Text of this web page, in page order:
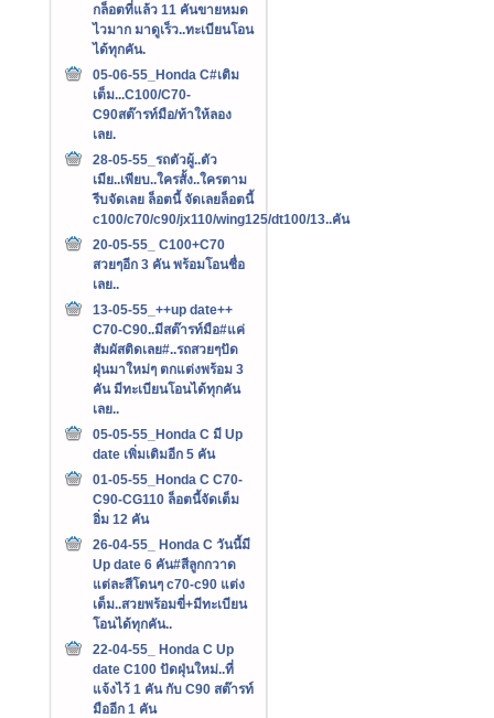
กล็อตที่แล้ว 11 คันขายหมด
ไวมาก มาดูเร็ว..ทะเบียนโอน
ได้ทุกคัน.
05-06-55_Honda C#เติม
เต็ม...C100/C70-
C90สต๊ารท์มือ/ท้าให้ลอง
เลย.
28-05-55_รถตัวผู้..ตัว
เมีย..เพียบ..ใครสั้ง..ใครตาม
รีบจัดเลย ล็อตนี้ จัดเลยล็อตนี้
c100/c70/c90/jx110/wing125/dt100/13..คัน
20-05-55_ C100+C70
สวยๆอีก 3 คัน พร้อมโอนชื่อ
เลย..
13-05-55_++up date++
C70-C90..มีสต๊ารท์มือ#แค่
สัมผัสติดเลย#..รถสวยๆปัด
ฝุ่นมาใหม่ๆ ตกแต่งพร้อม 3
คัน มีทะเบียนโอนได้ทุกคัน
เลย..
05-05-55_Honda C มี Up
date เพิ่มเติมอีก 5 คัน
01-05-55_Honda C C70-
C90-CG110 ล็อตนี้จัดเต็ม
อิ่ม 12 คัน
26-04-55_ Honda C วันนี้มี
Up date 6 คัน#สีลูกกวาด
แต่ละสีโดนๆ c70-c90 แต่ง
เต็ม..สวยพร้อมขี่+มีทะเบียน
โอนได้ทุกคัน..
22-04-55_ Honda C Up
date C100 ปัดฝุ่นใหม่..ที่
แจ้งไว้ 1 คัน กับ C90 สต๊ารท์
มืออีก 1 คัน